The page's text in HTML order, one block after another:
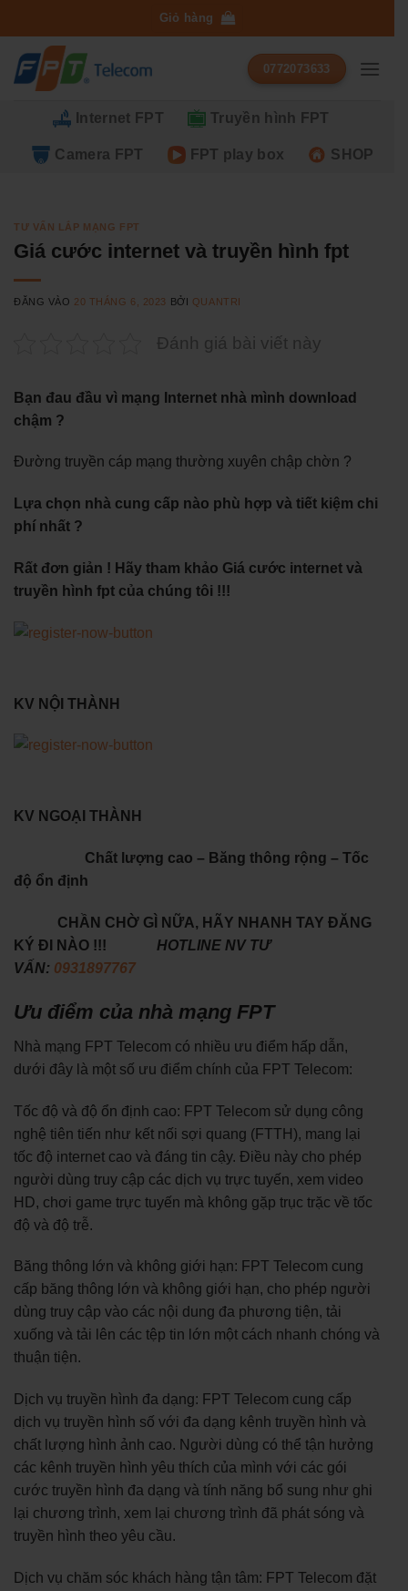
qua
dung
Giỏ hàng
0772073633
Internet FPT Truyền hình FPT
Camera FPT FPT play box SHOP
TƯ VẤN LẮP MẠNG FPT
Giá cước internet và truyền hình fpt
ĐĂNG VÀO 20 THÁNG 6, 2023 BỞI QUANTRI
Đánh giá bài viết này
Bạn đau đầu vì mạng Internet nhà mình download
chậm ?
Đường truyền cáp mạng thường xuyên chập chờn ?
Lựa chọn nhà cung cấp nào phù hợp và tiết kiệm chi
phí nhất ?
Rất đơn giản ! Hãy tham khảo Giá cước internet và
truyền hình fpt của chúng tôi !!!
KV NỘI THÀNH
KV NGOẠI THÀNH
Chất lượng cao – Băng thông rộng – Tốc
độ ổn định
CHẦN CHỜ GÌ NỮA, HÃY NHANH TAY ĐĂNG
KÝ ĐI NÀO !!!
HOTLINE NV TƯ
VẤN: 0931897767
Ưu điểm của nhà mạng FPT
Nhà mạng FPT Telecom có nhiều ưu điểm hấp dẫn,
dưới đây là một số ưu điểm chính của FPT Telecom:
Tốc độ và độ ổn định cao: FPT Telecom sử dụng công
nghệ tiên tiến như kết nối sợi quang (FTTH), mang lại
tốc độ internet cao và đáng tin cậy. Điều này cho phép
người dùng truy cập các dịch vụ trực tuyến, xem video
HD, chơi game trực tuyến mà không gặp trục trặc về tốc
độ và độ trễ.
Băng thông lớn và không giới hạn: FPT Telecom cung
cấp băng thông lớn và không giới hạn, cho phép người
dùng truy cập vào các nội dung đa phương tiện, tải
xuống và tải lên các tệp tin lớn một cách nhanh chóng và
thuận tiện.
Dịch vụ truyền hình đa dạng: FPT Telecom cung cấp
dịch vụ truyền hình số với đa dạng kênh truyền hình và
chất lượng hình ảnh cao. Người dùng có thể tận hưởng
các kênh truyền hình yêu thích của mình với các gói
cước truyền hình đa dạng và tính năng bổ sung như ghi
lại chương trình, xem lại chương trình đã phát sóng và
truyền hình theo yêu cầu.
Dịch vụ chăm sóc khách hàng tận tâm: FPT Telecom đặt